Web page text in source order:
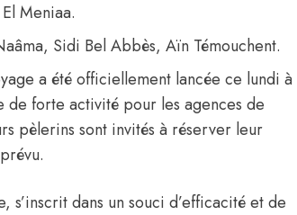
Meniaa.
Sidi Bel Abbès, Aïn Témouchent.
a été officiellement lancée ce lundi à
de forte activité pour les agences de
pèlerins sont invités à réserver leur
dans un souci d’efficacité et de